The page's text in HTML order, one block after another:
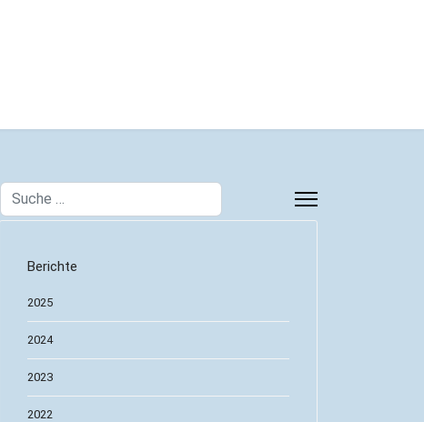
Suchen
Berichte
2025
2024
2023
2022